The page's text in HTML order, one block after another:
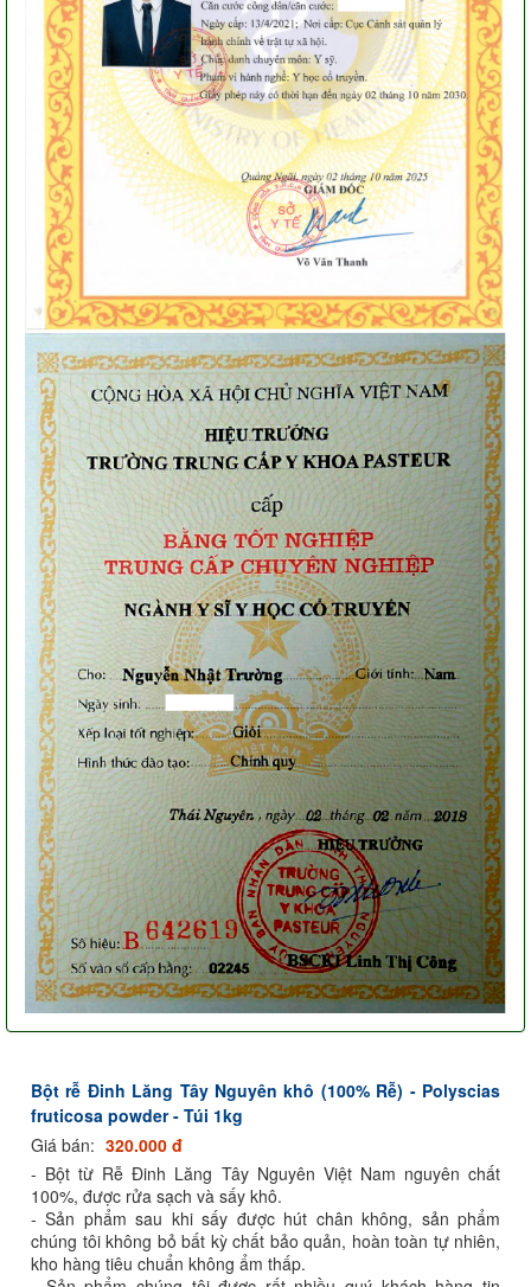
Bột rễ Đinh Lăng Tây Nguyên khô (100% Rễ) - Polyscias
fruticosa powder - Túi 1kg
Giá bán: 320.000 đ
- Bột từ Rễ Đinh Lăng Tây Nguyên Việt Nam nguyên chất
100%, được rửa sạch và sấy khô.
- Sản phẩm sau khi sấy được hút chân không, sản phẩm
chúng tôi không bỏ bất kỳ chất bảo quản, hoàn toàn tự nhiên,
kho hàng tiêu chuẩn không ẩm thấp.